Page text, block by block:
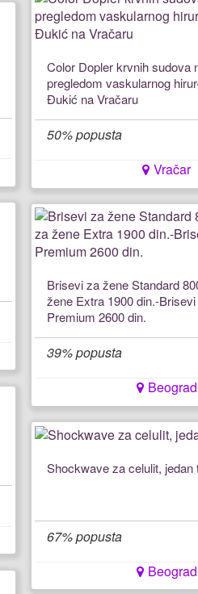
Color Dopler krvnih sudova
pregledom vaskularnog
Đukić na Vračaru
50% popusta
Vračar
Brisevi za žene Standard
žene Extra 1900 din.-
Premium 2600 din.
39% popusta
Beograd
Shockwave za celulit, jedan
67% popusta
Beograd